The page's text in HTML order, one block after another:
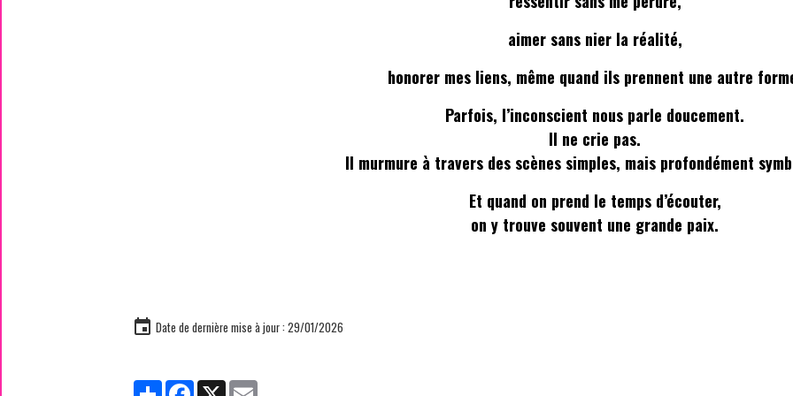
aimer sans nier la réalité,
honorer mes liens, même quand ils prennent une autre
Parfois, l’inconscient nous parle doucement.
Il ne crie pas.
Il murmure à travers des scènes simples, mais profondément
Et quand on prend le temps d’écouter,
on y trouve souvent une grande paix.
Date de dernière mise à jour : 29/01/2026
PartagerFacebook
X